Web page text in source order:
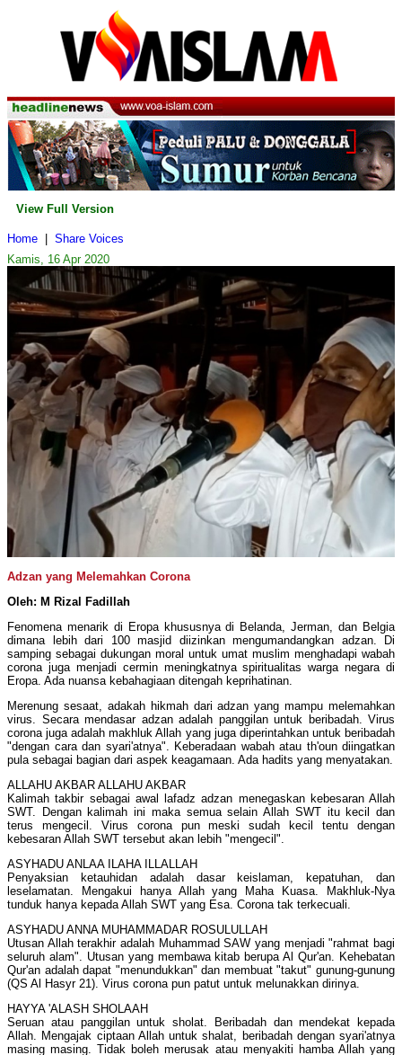
View Full Version
Home
Share Voices
Kamis, 16 Apr 2020
Adzan yang Melemahkan Corona
Oleh: M Rizal Fadillah
Fenomena menarik di Eropa khususnya di Belanda, Jerman, dan Belgia
dimana lebih dari 100 masjid diizinkan mengumandangkan adzan. Di
samping sebagai dukungan moral untuk umat muslim menghadapi wabah
corona juga menjadi cermin meningkatnya spiritualitas warga negara di
Eropa. Ada nuansa kebahagiaan ditengah keprihatinan.
Merenung sesaat, adakah hikmah dari adzan yang mampu melemahkan
virus. Secara mendasar adzan adalah panggilan untuk beribadah. Virus
corona juga adalah makhluk Allah yang juga diperintahkan untuk beribadah
"dengan cara dan syari'atnya". Keberadaan wabah atau th'oun diingatkan
pula sebagai bagian dari aspek keagamaan. Ada hadits yang menyatakan.
ALLAHU AKBAR ALLAHU AKBAR
Kalimah takbir sebagai awal lafadz adzan menegaskan kebesaran Allah
SWT. Dengan kalimah ini maka semua selain Allah SWT itu kecil dan
terus mengecil. Virus corona pun meski sudah kecil tentu dengan
kebesaran Allah SWT tersebut akan lebih "mengecil".
ASYHADU ANLAA ILAHA ILLALLAH
Penyaksian ketauhidan adalah dasar keislaman, kepatuhan, dan
leselamatan. Mengakui hanya Allah yang Maha Kuasa. Makhluk-Nya
tunduk hanya kepada Allah SWT yang Esa. Corona tak terkecuali.
ASYHADU ANNA MUHAMMADAR ROSULULLAH
Utusan Allah terakhir adalah Muhammad SAW yang menjadi "rahmat bagi
seluruh alam". Utusan yang membawa kitab berupa Al Qur'an. Kehebatan
Qur'an adalah dapat "menundukkan" dan membuat "takut" gunung-gunung
(QS Al Hasyr 21). Virus corona pun patut untuk melunakkan dirinya.
HAYYA 'ALASH SHOLAAH
Seruan atau panggilan untuk sholat. Beribadah dan mendekat kepada
Allah. Mengajak ciptaan Allah untuk shalat, beribadah dengan syari'atnya
masing masing. Tidak boleh merusak atau menyakiti hamba Allah yang